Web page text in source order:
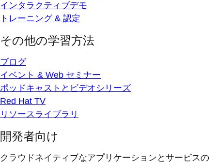
インタラクティブデモ
トレーニング & 認定
その他の学習方法
ブログ
イベント & Web セミナー
ポッドキャストとビデオシリーズ
Red Hat TV
リソースライブラリ
開発者向け
クラウドネイティブなアプリケーションとサービスの